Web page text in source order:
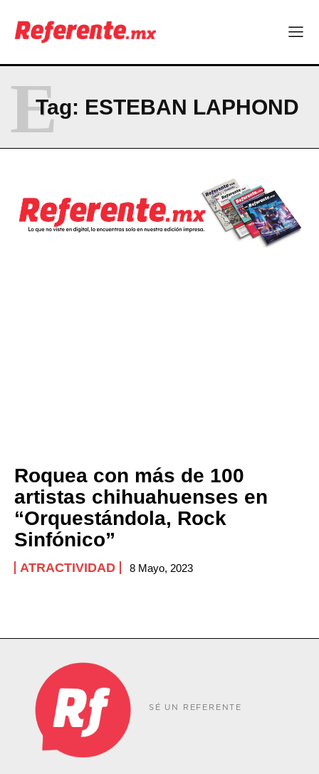
ABOUT
PRIVACY POLICY
NEWSLETTER
Tag: ESTEBAN LAPHOND
E
Roquea con más de 100
artistas chihuahuenses en
“Orquestándola, Rock
Sinfónico”
ATRACTIVIDAD 8 Mayo, 2023
SÉ UN REFERENTE